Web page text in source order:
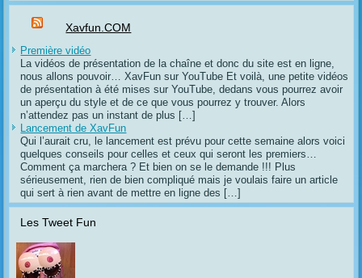
Xavfun.COM
Première vidéo
La vidéos de présentation de la chaîne et donc du site est en ligne,
nous allons pouvoir… XavFun sur YouTube Et voilà, une petite vidéos
de présentation à été mises sur YouTube, dedans vous pourrez avoir
un aperçu du style et de ce que vous pourrez y trouver. Alors
n’attendez pas un instant de plus […]
Lancement de XavFun
Qui l’aurait cru, le lancement est prévu pour cette semaine alors voici
quelques conseils pour celles et ceux qui seront les premiers…
Comment ça marchera ? Et bien on se le demande !!! Plus
sérieusement, rien de bien compliqué mais je voulais faire un article
qui sert à rien avant de mettre en ligne des […]
Les Tweet Fun